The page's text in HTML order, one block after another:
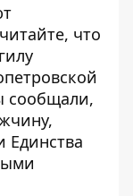
что
сообщали,
Единства